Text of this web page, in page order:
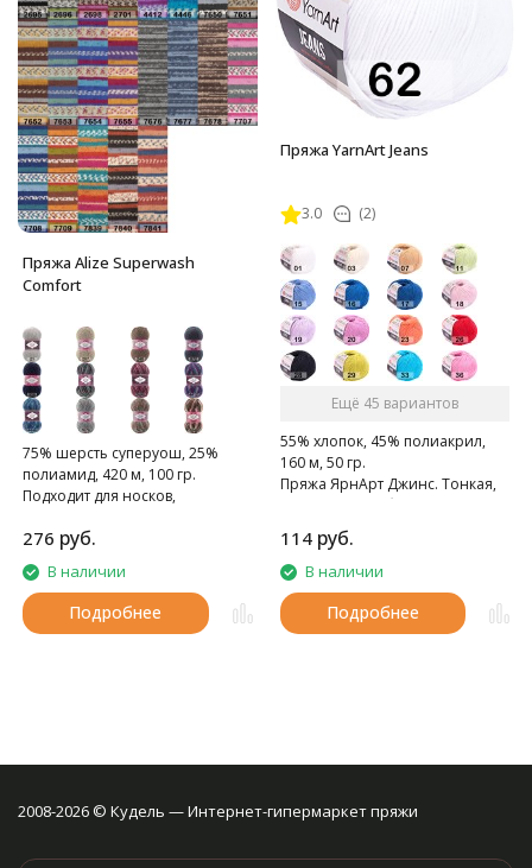
Пряжа Alize Superwash
Comfort
75% шерсть суперуош, 25%
полиамид, 420 м, 100 гр.
Подходит для носков,
шапок и т.д.
276 руб.
В наличии
Подробнее
Пряжа YarnArt Jeans
3.0 (2)
Ещё 45 вариантов
55% хлопок, 45% полиакрил,
160 м, 50 гр.
Пряжа ЯрнАрт Джинс. Тонкая,
мягкая, слегка бархатистая
нитка. Очень приятная на
ощупь.
114 руб.
В наличии
Подробнее
2008-2026 © Кудель — Интернет-гипермаркет пряжи